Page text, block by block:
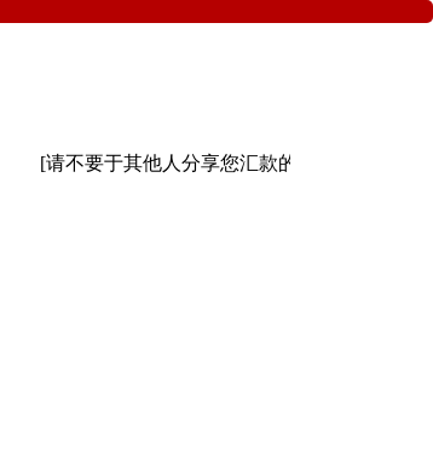
[请不要于其他人分享您汇款的时间和详情][ 请小